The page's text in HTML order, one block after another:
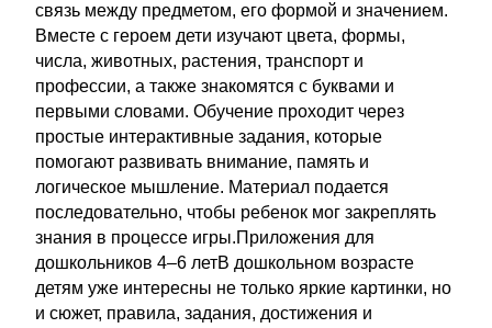
связь между предметом, его формой и значением.
Вместе с героем дети изучают цвета, формы,
числа, животных, растения, транспорт и
профессии, а также знакомятся с буквами и
первыми словами. Обучение проходит через
простые интерактивные задания, которые
помогают развивать внимание, память и
логическое мышление. Материал подается
последовательно, чтобы ребенок мог закреплять
знания в процессе игры.Приложения для
дошкольников 4–6 летВ дошкольном возрасте
детям уже интересны не только яркие картинки, но
и сюжет, правила, задания, достижения и